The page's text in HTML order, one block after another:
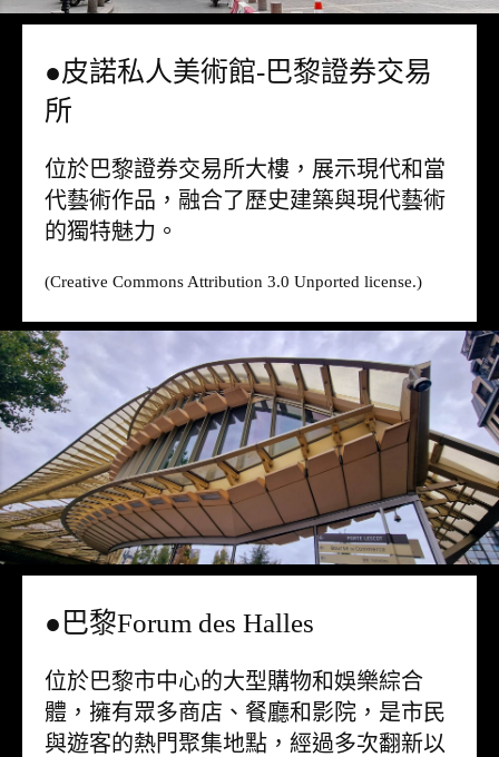
●皮諾私人美術館-巴黎證券交易
所
位於巴黎證券交易所大樓，展示現代和當
代藝術作品，融合了歷史建築與現代藝術
的獨特魅力。
(Creative Commons Attribution 3.0 Unported license.)
●巴黎Forum des Halles
位於巴黎市中心的大型購物和娛樂綜合
體，擁有眾多商店、餐廳和影院，是市民
與遊客的熱門聚集地點，經過多次翻新以